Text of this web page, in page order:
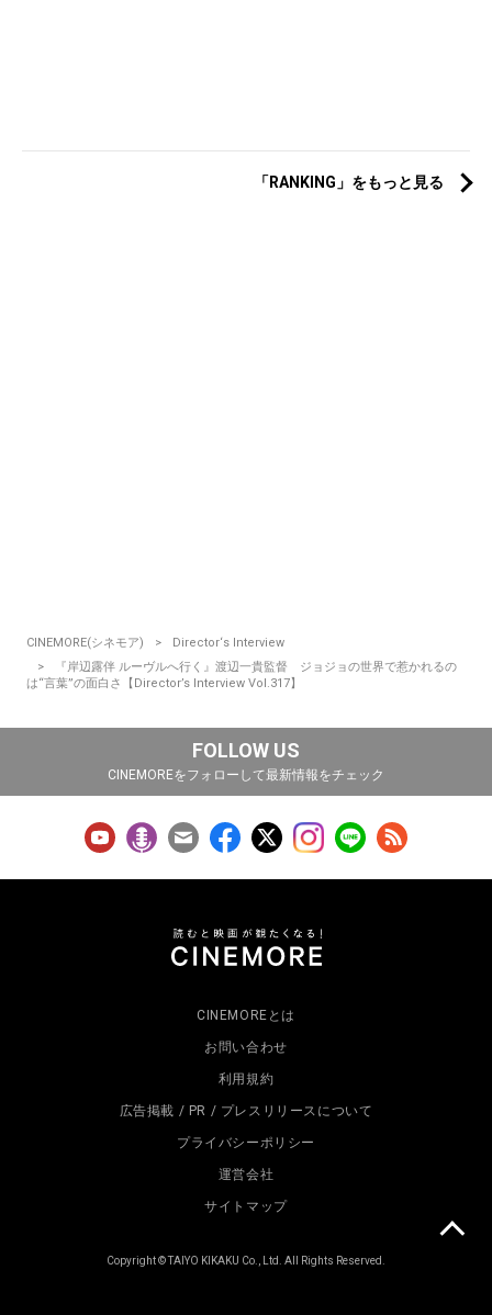
「RANKING」をもっと見る
CINEMORE(シネモア)
Director‘s Interview
『岸辺露伴 ルーヴルへ行く』渡辺一貴監督 ジョジョの世界で惹かれるの
は“言葉”の面白さ【Director’s Interview Vol.317】
FOLLOW US
CINEMOREをフォローして最新情報をチェック
CINEMOREとは
お問い合わせ
利用規約
広告掲載 / PR / プレスリリースについて
プライバシーポリシー
運営会社
サイトマップ
Copyright © TAIYO KIKAKU Co., Ltd. All Rights Reserved.